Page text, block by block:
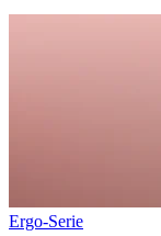
Ergo-Serie